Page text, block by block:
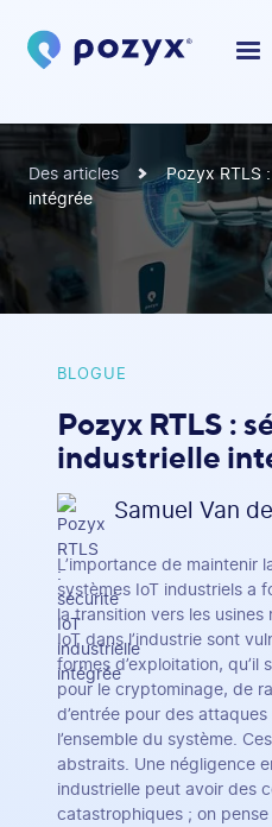
Des articles
Pozyx RTLS
intégrée
BLOGUE
Pozyx RTLS :
industrielle
Samuel Van
L’importance de maintenir
systèmes IoT industriels a
la transition vers les
IoT dans l’industrie sont
formes d’exploitation, qu’il
pour le cryptominage, de
d’entrée pour des
l’ensemble du système.
abstraits. Une négligence
industrielle peut avoir des
catastrophiques ; on